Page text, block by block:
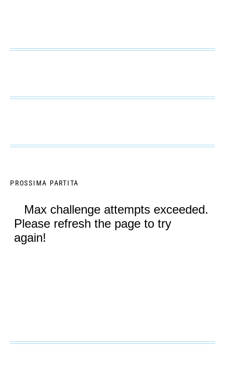
PROSSIMA PARTITA